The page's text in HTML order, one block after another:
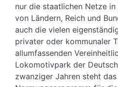
nur die staatlichen Netze
von Ländern, Reich und
auch die vielen
privater oder kommunaler
allumfassenden
Lokomotivpark der
zwanziger Jahren steht